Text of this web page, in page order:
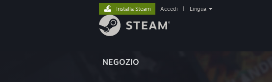
NEGOZIO
Installa Steam Accedi Lingua